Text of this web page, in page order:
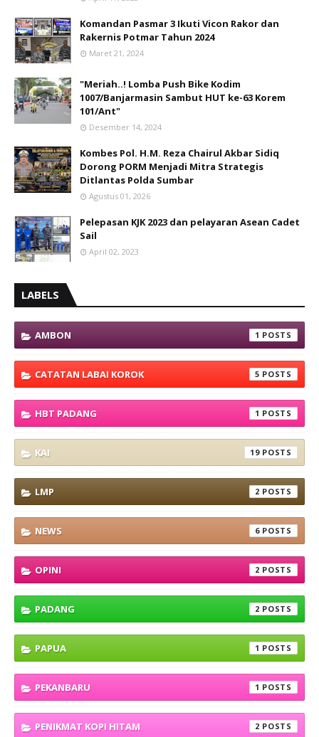
Komandan Pasmar 3 Ikuti Vicon Rakor dan
Rakernis Potmar Tahun 2024
Maret 21, 2024
"Meriah..! Lomba Push Bike Kodim
1007/Banjarmasin Sambut HUT ke-63 Korem
101/Ant"
Desember 14, 2024
Kombes Pol. H.M. Reza Chairul Akbar Sidiq
Dorong PORM Menjadi Mitra Strategis
Ditlantas Polda Sumbar
Agustus 01, 2026
Pelepasan KJK 2023 dan pelayaran Asean Cadet
Sail
April 02, 2023
LABELS
AMBON 1
CATATAN LABAI KOROK 5
HBT PADANG 1
KAI 19
LMP 2
NEWS 6
OPINI 2
PADANG 2
PAPUA 1
PEKANBARU 1
PENIKMAT KOPI HITAM 2